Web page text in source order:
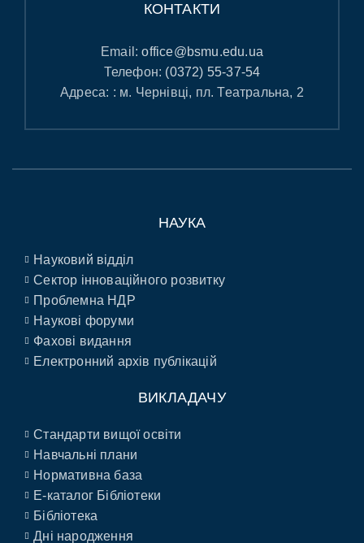
КОНТАКТИ
Email:office@bsmu.edu.ua
Телефон: (0372) 55-37-54
Адреса: : м. Чернівці, пл. Театральна, 2
НАУКА
Науковий відділ
Сектор інноваційного розвитку
Проблемна НДР
Наукові форуми
Фахові видання
Електронний архів публікацій
ВИКЛАДАЧУ
Стандарти вищої освіти
Навчальні плани
Нормативна база
E-каталог Бібліотеки
Бібліотека
Дні народження